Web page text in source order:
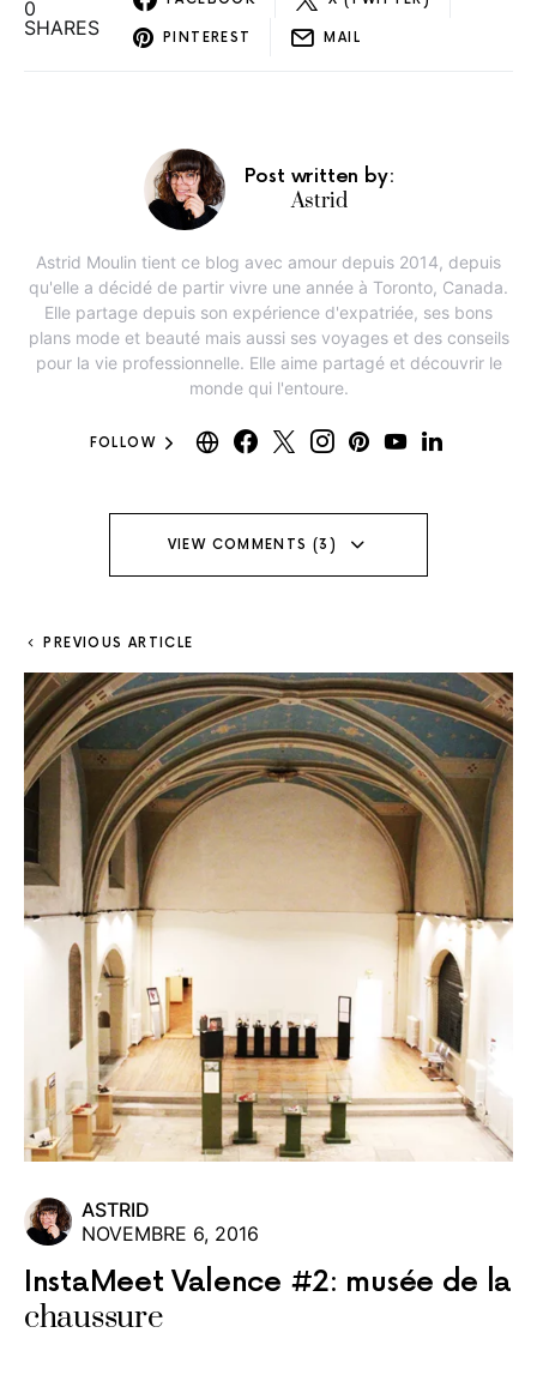
0
SHARES
PINTEREST MAIL
Post written by:
Astrid
Astrid Moulin tient ce blog avec amour depuis 2014, depuis
qu'elle a décidé de partir vivre une année à Toronto, Canada.
Elle partage depuis son expérience d'expatriée, ses bons
plans mode et beauté mais aussi ses voyages et des conseils
pour la vie professionnelle. Elle aime partagé et découvrir le
monde qui l'entoure.
FOLLOW
VIEW COMMENTS (3)
PREVIOUS ARTICLE
ASTRID
NOVEMBRE 6, 2016
InstaMeet Valence #2: musée de la
chaussure